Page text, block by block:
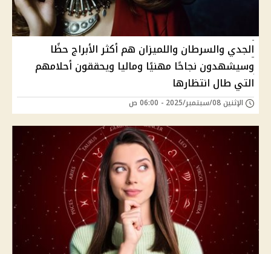
الجدي والسرطان واللميزان هم أكثر الأبراج حظًا
وسيشهدون نجاحًا مهنيًا وماليا ويحققون أحلامهم
التي طال انتظارها
الإثنين 08/سبتمبر/2025 - 06:00 ص